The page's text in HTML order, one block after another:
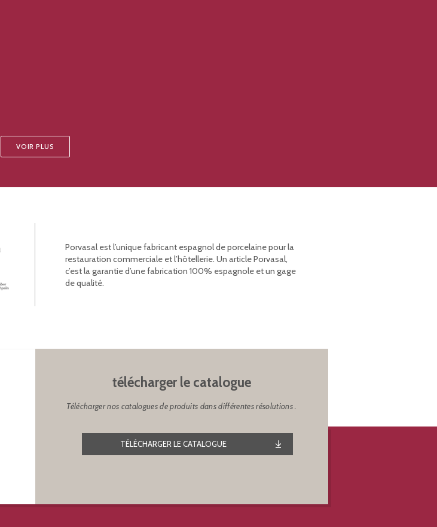
VOIR PLUS
Porvasal est l’unique fabricant espagnol de porcelaine pour la
restauration commerciale et l’hôtellerie. Un article Porvasal,
c’est la garantie d’une fabrication 100% espagnole et un gage
de qualité.
télécharger le catalogue
Télécharger nos catalogues de produits dans différentes résolutions .
TÉLÉCHARGER LE CATALOGUE